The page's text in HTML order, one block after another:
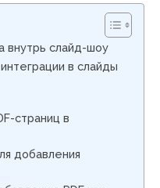
внутрь слайд-шоу
в слайды
страниц в
добавления